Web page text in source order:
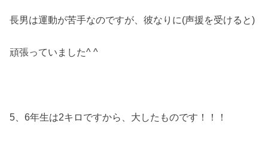
長男は運動が苦手なのですが、彼なりに(声援を受けると)
頑張っていました^ ^
5、6年生は2キロですから、大したものです！！！